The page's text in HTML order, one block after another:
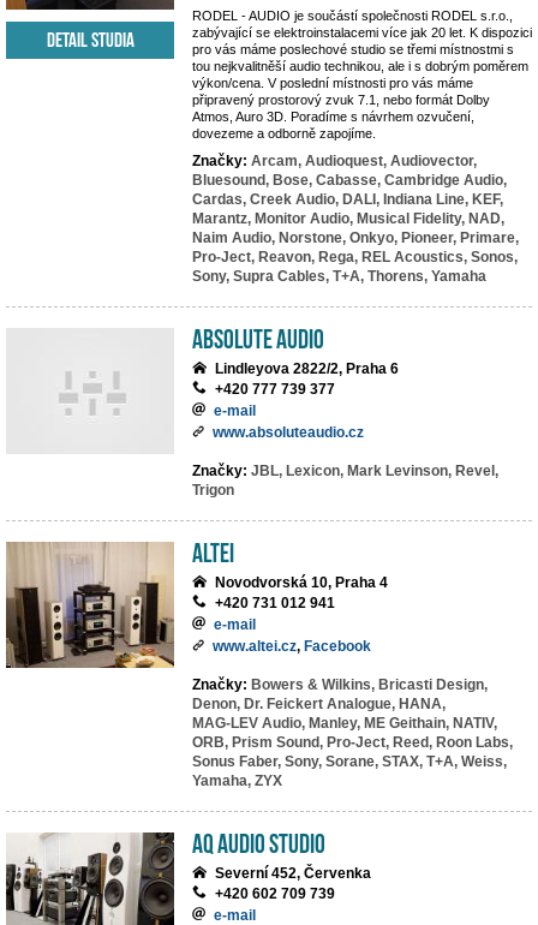
RODEL - AUDIO je součástí společnosti RODEL s.r.o.,
zabývající se elektroinstalacemi více jak 20 let. K dispozici
pro vás máme poslechové studio se třemi místnostmi s
tou nejkvalitněší audio technikou, ale i s dobrým poměrem
výkon/cena. V poslední místnosti pro vás máme
připravený prostorový zvuk 7.1, nebo formát Dolby
Atmos, Auro 3D. Poradíme s návrhem ozvučení,
dovezeme a odborně zapojíme.
Značky: Arcam, Audioquest, Audiovector,
Bluesound, Bose, Cabasse, Cambridge Audio,
Cardas, Creek Audio, DALI, Indiana Line, KEF,
Marantz, Monitor Audio, Musical Fidelity, NAD,
Naim Audio, Norstone, Onkyo, Pioneer, Primare,
Pro-Ject, Reavon, Rega, REL Acoustics, Sonos,
Sony, Supra Cables, T+A, Thorens, Yamaha
Detail studia
Absolute Audio
Lindleyova 2822/2, Praha 6
+420 777 739 377
e-mail
www.absoluteaudio.cz
Značky: JBL, Lexicon, Mark Levinson, Revel,
Trigon
ALTEI
Novodvorská 10, Praha 4
+420 731 012 941
e-mail
www.altei.cz, Facebook
Značky: Bowers & Wilkins, Bricasti Design,
Denon, Dr. Feickert Analogue, HANA,
MAG-LEV Audio, Manley, ME Geithain, NATIV,
ORB, Prism Sound, Pro-Ject, Reed, Roon Labs,
Sonus Faber, Sony, Sorane, STAX, T+A, Weiss,
Yamaha, ZYX
AQ Audio Studio
Severní 452, Červenka
+420 602 709 739
e-mail